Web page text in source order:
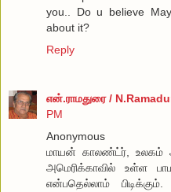
you.. Do u believe
about it?
Reply
என்.ராமதுரை /
PM
Anonymous
மாயன் காலண்ட்ர், உலகம்
அமெரிக்காவில் உள்ள
என்பதெல்லாம்